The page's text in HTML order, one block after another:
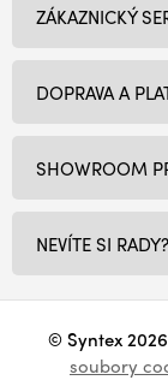
SHOWROOM
NEVÍTE SI RADY?
ZÁKAZNICKÝ
DOPRAVA A
© Syntex 2026
soubory